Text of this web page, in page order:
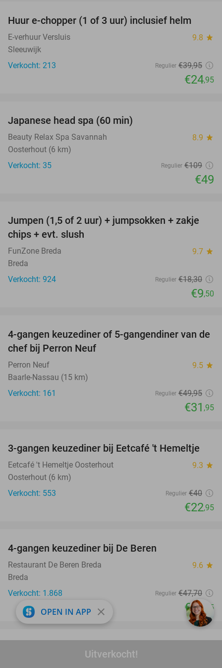
Uitverkocht!
Huur e-chopper (1 of 3 uur) inclusief helm
E-verhuur Versluis 9.8 star
Sleeuwijk
Verkocht: 213
Regulier €39,95
€24,95
Japanese head spa (60 min)
Beauty Relax Spa Savannah 8.9 star
Oosterhout (6 km)
Verkocht: 35
Regulier €109
€49
48%
Jumpen (1,5 of 2 uur) + jumpsokken + zakje
chips + evt. slush
FunZone Breda 9.7 star
Breda
Verkocht: 924
Regulier €18,30
€9,50
36%
4-gangen keuzediner of 5-gangendiner van de
chef bij Perron Neuf
Perron Neuf 9.5 star
Baarle-Nassau (15 km)
Verkocht: 161
Regulier €49,95
€31 ,95
43%
3-gangen keuzediner bij Eetcafé 't Hemeltje
Eetcafé 't Hemeltje Oosterhout 9.3 star
Oosterhout (6 km)
Verkocht: 553
Regulier €40
€22,95
4-gangen keuzediner bij De Beren
Restaurant De Beren Breda 9.6 star
Breda
Verkocht: 1.868
Regulier €47,70
€25 ,95
favorite_border
3-gangen keuzediner bij Go Fresh Foodbar
OPEN IN APP close